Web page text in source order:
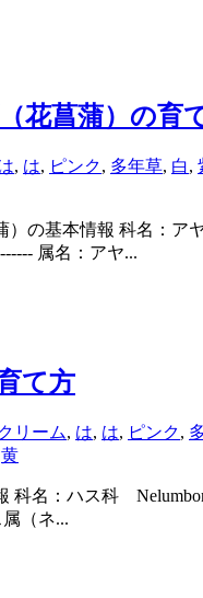
花菖蒲）の育
, は, ピンク, 多年草, 白,
）の基本情報 科名：ア
属名：アヤ...
て方
クリーム, は, は, ピンク,
黄
科名：ハス科
（ネ...